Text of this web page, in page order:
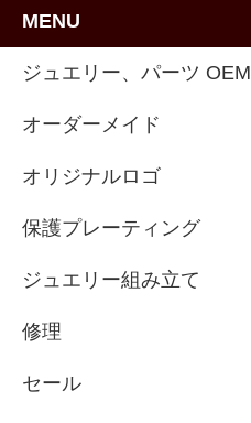
MENU
ジュエリー、パーツ OEM
オーダーメイド
オリジナルロゴ
保護プレーティング
ジュエリー組み立て
修理
セール